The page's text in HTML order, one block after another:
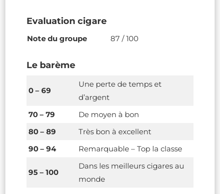
Evaluation cigare
Note du groupe 87 / 100
Le barème
0 – 69
Une perte de temps et
d’argent
70 – 79
De moyen à bon
80 – 89
Très bon à excellent
90 – 94
Remarquable – Top la classe
95 – 100
Dans les meilleurs cigares au
monde